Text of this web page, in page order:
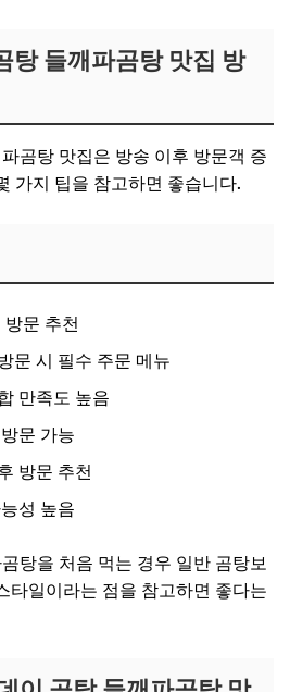
탕 들깨파곰탕 맛집 방
곰탕 맛집은 방송 이후 방문객 증
가지 팁을 참고하면 좋습니다.
문 추천
문 시 필수 주문 메뉴
만족도 높음
문 가능
방문 추천
성 높음
탕을 처음 먹는 경우 일반 곰탕보
타일이라는 점을 참고하면 좋다는